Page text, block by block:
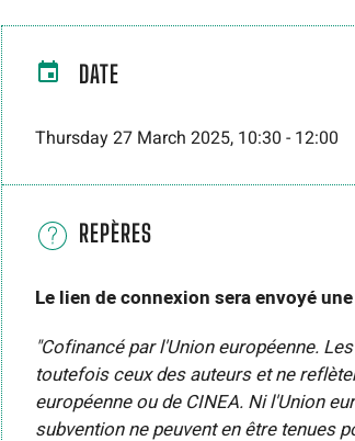
DATE
Thursday 27 March 2025, 10:30 - 12:00
REPÈRES
Le lien de connexion sera envoyé
"Cofinancé par l'Union européenne.
toutefois ceux des auteurs et ne
européenne ou de CINEA. Ni l'Union
subvention ne peuvent en être tenues